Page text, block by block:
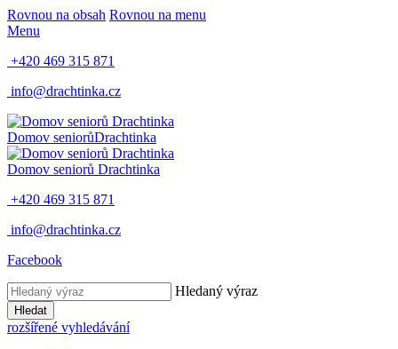
Rovnou na obsah Rovnou na menu
Menu
+420 469 315 871
info@drachtinka.cz
Domov seniorůDrachtinka
Domov seniorů Drachtinka
+420 469 315 871
info@drachtinka.cz
Facebook
Hledaný výraz
Hledat
rozšířené vyhledávání